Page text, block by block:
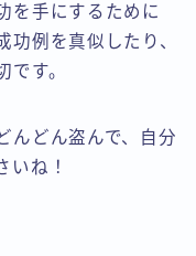
を手にするために
功例を真似したり、
す。
んどん盗んで、自分
いね！